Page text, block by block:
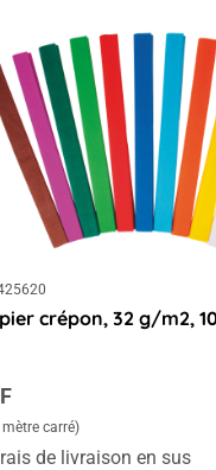
crépon, 32 g/m2,
:
carré)
de livraison en sus